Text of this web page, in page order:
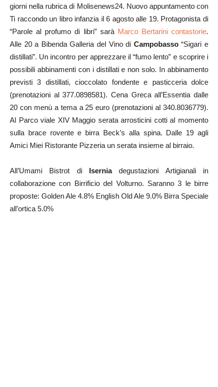
giorni nella rubrica di Molisenews24. Nuovo appuntamento con
Ti raccondo un libro infanzia il 6 agosto alle 19. Protagonista di
“Parole al profumo di libri” sarà Marco Bertarini contastorie.
Alle 20 a Bibenda Galleria del Vino di Campobasso“Sigari e
distillati”. Un incontro per apprezzare il “fumo lento” e scoprire i
possibili abbinamenti con i distillati e non solo. In abbinamento
previsti 3 distillati, cioccolato fondente e pasticceria dolce
(prenotazioni al 377.0898581). Cena Greca all’Essentia dalle
20 con menù a tema a 25 euro (prenotazioni al 340.8036779).
Al Parco viale XIV Maggio serata arrosticini cotti al momento
sulla brace rovente e birra Beck’s alla spina. Dalle 19 agli
Amici Miei Ristorante Pizzeria un serata insieme al birraio.
All’Umami Bistrot di Iserniadegustazioni Artigianali in
collaborazione con Birrificio del Volturno. Saranno 3 le birre
proposte: Golden Ale 4.8% English Old Ale 9.0% Birra Speciale
all’ortica 5.0%